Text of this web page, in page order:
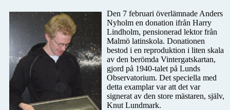
Den 7 februari överlämnade Anders
Nyholm en donation ifrån Harry
Lindholm, pensionerad lektor från
Malmö latinskola. Donationen
bestod i en reproduktion i liten skala
av den berömda Vintergatskartan,
gjord på 1940-talet på Lunds
Observatorium. Det speciella med
detta examplar var att det var
signerat av den store mästaren, själv,
Knut Lundmark.